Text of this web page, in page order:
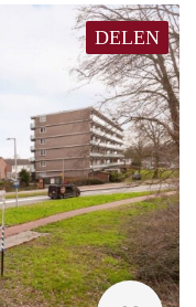
DELEN